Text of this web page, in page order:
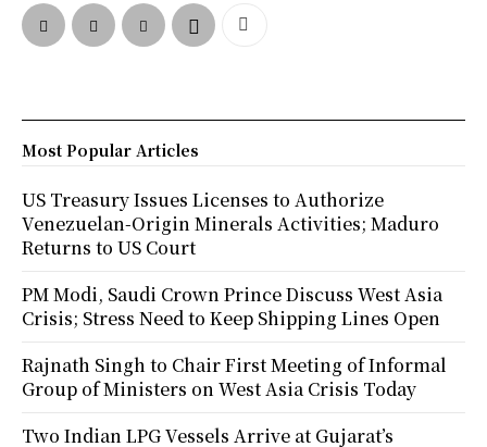
Most Popular Articles
US Treasury Issues Licenses to Authorize
Venezuelan-Origin Minerals Activities; Maduro
Returns to US Court
PM Modi, Saudi Crown Prince Discuss West Asia
Crisis; Stress Need to Keep Shipping Lines Open
Rajnath Singh to Chair First Meeting of Informal
Group of Ministers on West Asia Crisis Today
Two Indian LPG Vessels Arrive at Gujarat’s